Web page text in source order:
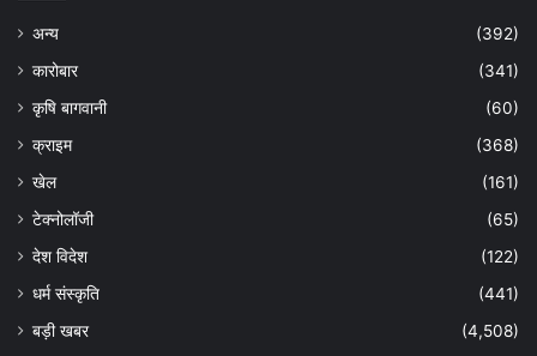
अन्य
(392)
कारोबार
(341)
कृषि बागवानी
(60)
क्राइम
(368)
खेल
(161)
टेक्नोलॉजी
(65)
देश विदेश
(122)
धर्म संस्कृति
(441)
बड़ी खबर
(4,508)